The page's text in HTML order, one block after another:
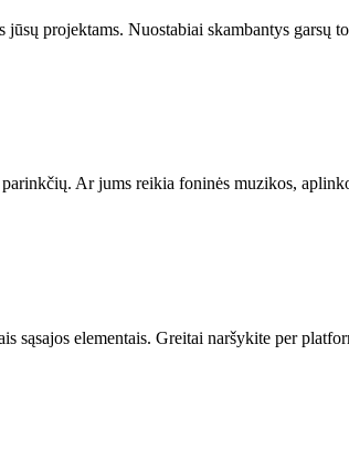
projektams. Nuostabiai skambantys garsų
Ar jums reikia foninės muzikos,
elementais. Greitai naršykite per